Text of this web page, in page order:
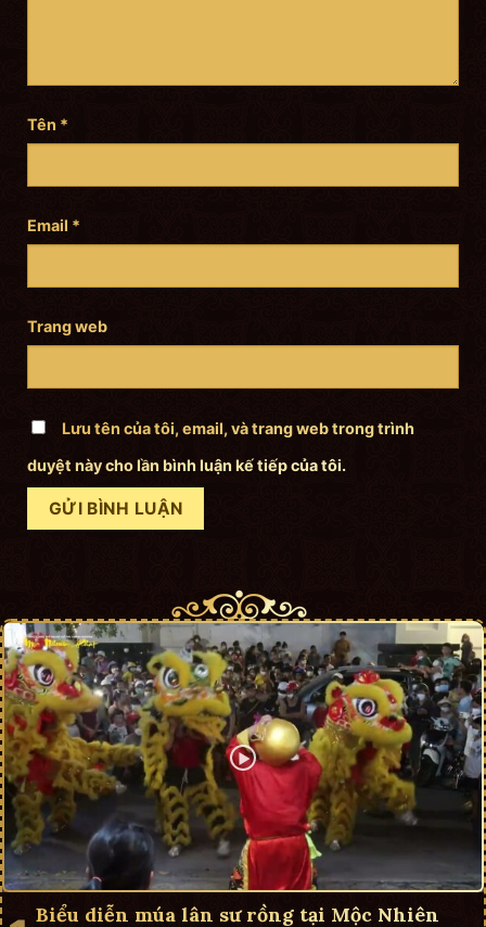
Tên *
Email *
Trang web
Lưu tên của tôi, email, và trang web trong trình
duyệt này cho lần bình luận kế tiếp của tôi.
Biểu diễn múa lân sư rồng tại Mộc Nhiên